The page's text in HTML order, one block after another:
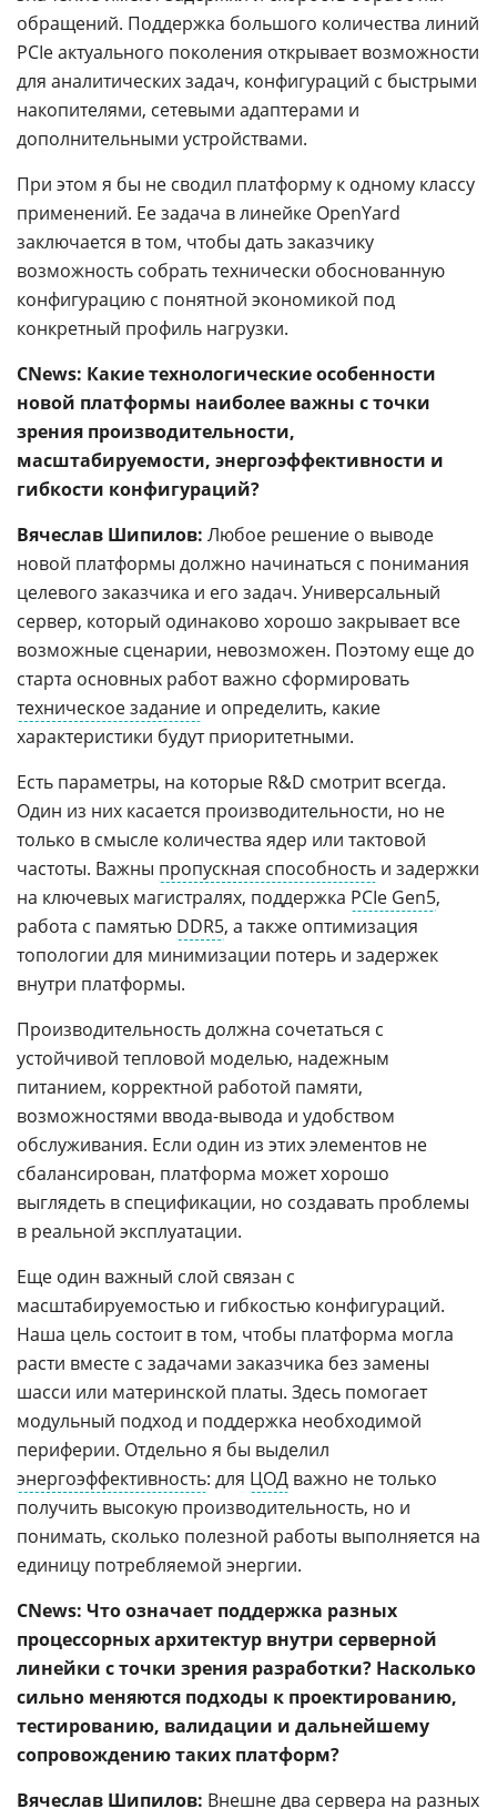
обращений. Поддержка большого количества линий
PCIe актуального поколения открывает возможности
для аналитических задач, конфигураций с быстрыми
накопителями, сетевыми адаптерами и
дополнительными устройствами.
При этом я бы не сводил платформу к одному классу
применений. Ее задача в линейке OpenYard
заключается в том, чтобы дать заказчику
возможность собрать технически обоснованную
конфигурацию с понятной экономикой под
конкретный профиль нагрузки.
CNews: Какие технологические особенности
новой платформы наиболее важны с точки
зрения производительности,
масштабируемости, энергоэффективности и
гибкости конфигураций?
Вячеслав Шипилов: Любое решение о выводе
новой платформы должно начинаться с понимания
целевого заказчика и его задач. Универсальный
сервер, который одинаково хорошо закрывает все
возможные сценарии, невозможен. Поэтому еще до
старта основных работ важно сформировать
техническое задание и определить, какие
характеристики будут приоритетными.
Есть параметры, на которые R&D смотрит всегда.
Один из них касается производительности, но не
только в смысле количества ядер или тактовой
частоты. Важны пропускная способность и задержки
на ключевых магистралях, поддержка PCIe Gen5,
работа с памятью DDR5, а также оптимизация
топологии для минимизации потерь и задержек
внутри платформы.
Производительность должна сочетаться с
устойчивой тепловой моделью, надежным
питанием, корректной работой памяти,
возможностями ввода-вывода и удобством
обслуживания. Если один из этих элементов не
сбалансирован, платформа может хорошо
выглядеть в спецификации, но создавать проблемы
в реальной эксплуатации.
Еще один важный слой связан с
масштабируемостью и гибкостью конфигураций.
Наша цель состоит в том, чтобы платформа могла
расти вместе с задачами заказчика без замены
шасси или материнской платы. Здесь помогает
модульный подход и поддержка необходимой
периферии. Отдельно я бы выделил
энергоэффективность: для ЦОД важно не только
получить высокую производительность, но и
понимать, сколько полезной работы выполняется на
единицу потребляемой энергии.
CNews: Что означает поддержка разных
процессорных архитектур внутри серверной
линейки с точки зрения разработки? Насколько
сильно меняются подходы к проектированию,
тестированию, валидации и дальнейшему
сопровождению таких платформ?
Вячеслав Шипилов: Внешне два сервера на разных